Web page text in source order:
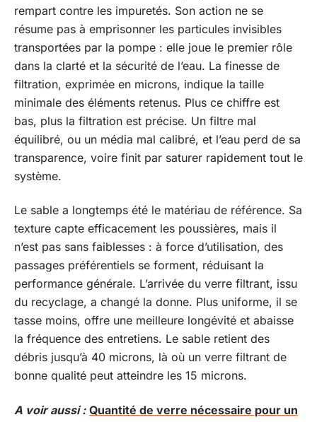
rempart contre les impuretés. Son action ne se
résume pas à emprisonner les particules invisibles
transportées par la pompe : elle joue le premier rôle
dans la clarté et la sécurité de l’eau. La finesse de
filtration, exprimée en microns, indique la taille
minimale des éléments retenus. Plus ce chiffre est
bas, plus la filtration est précise. Un filtre mal
équilibré, ou un média mal calibré, et l’eau perd de sa
transparence, voire finit par saturer rapidement tout le
système.
Le sable a longtemps été le matériau de référence. Sa
texture capte efficacement les poussières, mais il
n’est pas sans faiblesses : à force d’utilisation, des
passages préférentiels se forment, réduisant la
performance générale. L’arrivée du verre filtrant, issu
du recyclage, a changé la donne. Plus uniforme, il se
tasse moins, offre une meilleure longévité et abaisse
la fréquence des entretiens. Le sable retient des
débris jusqu’à 40 microns, là où un verre filtrant de
bonne qualité peut atteindre les 15 microns.
A voir aussi : Quantité de verre nécessaire pour un